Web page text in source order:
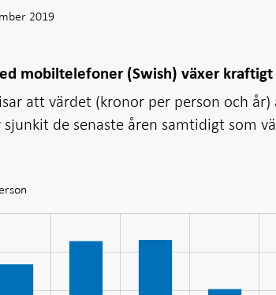
2019
mobiltelefoner (Swish) växer kraftigt
att värdet (kronor per person och
de senaste åren samtidigt som